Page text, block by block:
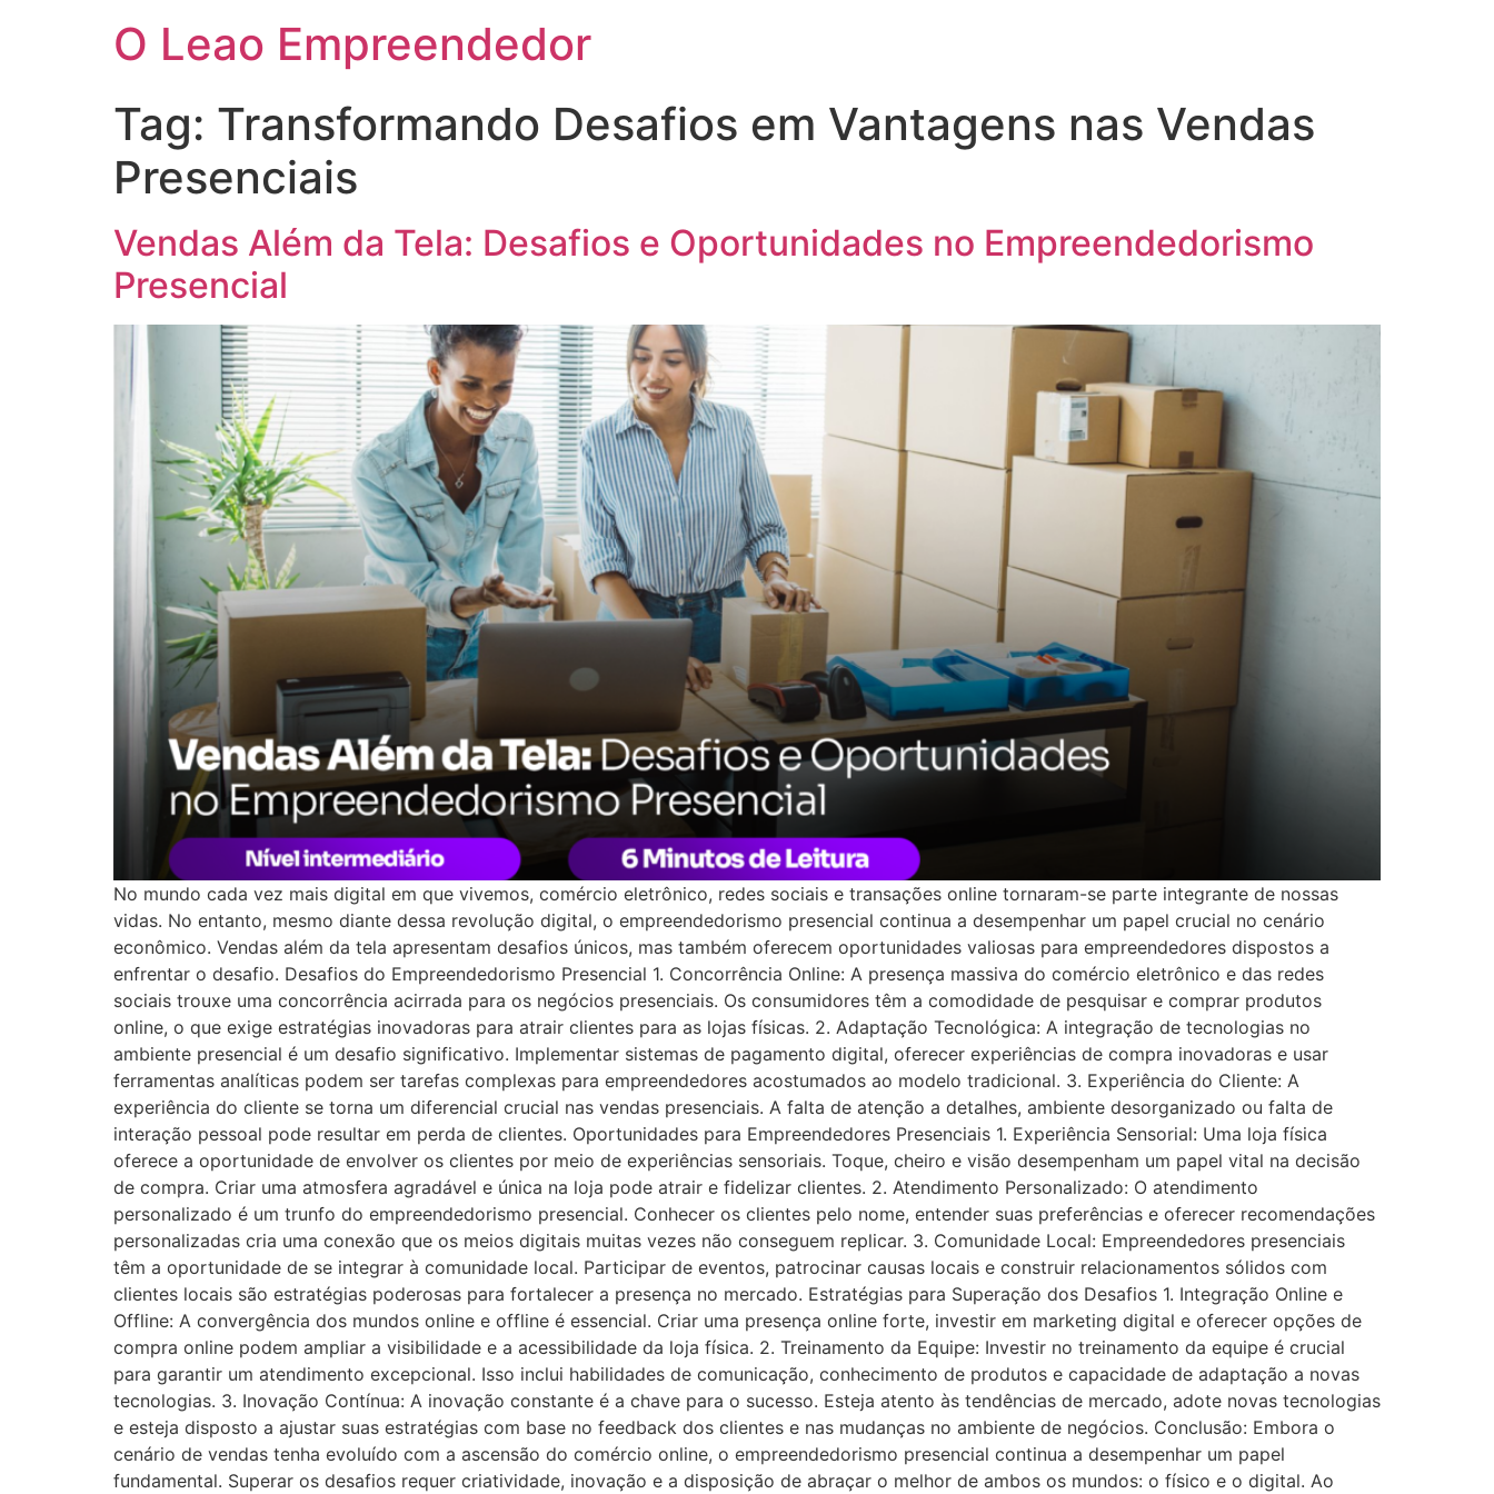
O Leao Empreendedor
Tag: Transformando Desafios em Vantagens nas Vendas
Presenciais
Vendas Além da Tela: Desafios e Oportunidades no Empreendedorismo
Presencial
No mundo cada vez mais digital em que vivemos, comércio eletrônico, redes sociais e transações online tornaram-se parte integrante de nossas
vidas. No entanto, mesmo diante dessa revolução digital, o empreendedorismo presencial continua a desempenhar um papel crucial no cenário
econômico. Vendas além da tela apresentam desafios únicos, mas também oferecem oportunidades valiosas para empreendedores dispostos a
enfrentar o desafio. Desafios do Empreendedorismo Presencial 1. Concorrência Online: A presença massiva do comércio eletrônico e das redes
sociais trouxe uma concorrência acirrada para os negócios presenciais. Os consumidores têm a comodidade de pesquisar e comprar produtos
online, o que exige estratégias inovadoras para atrair clientes para as lojas físicas. 2. Adaptação Tecnológica: A integração de tecnologias no
ambiente presencial é um desafio significativo. Implementar sistemas de pagamento digital, oferecer experiências de compra inovadoras e usar
ferramentas analíticas podem ser tarefas complexas para empreendedores acostumados ao modelo tradicional. 3. Experiência do Cliente: A
experiência do cliente se torna um diferencial crucial nas vendas presenciais. A falta de atenção a detalhes, ambiente desorganizado ou falta de
interação pessoal pode resultar em perda de clientes. Oportunidades para Empreendedores Presenciais 1. Experiência Sensorial: Uma loja física
oferece a oportunidade de envolver os clientes por meio de experiências sensoriais. Toque, cheiro e visão desempenham um papel vital na decisão
de compra. Criar uma atmosfera agradável e única na loja pode atrair e fidelizar clientes. 2. Atendimento Personalizado: O atendimento
personalizado é um trunfo do empreendedorismo presencial. Conhecer os clientes pelo nome, entender suas preferências e oferecer recomendações
personalizadas cria uma conexão que os meios digitais muitas vezes não conseguem replicar. 3. Comunidade Local: Empreendedores presenciais
têm a oportunidade de se integrar à comunidade local. Participar de eventos, patrocinar causas locais e construir relacionamentos sólidos com
clientes locais são estratégias poderosas para fortalecer a presença no mercado. Estratégias para Superação dos Desafios 1. Integração Online e
Offline: A convergência dos mundos online e offline é essencial. Criar uma presença online forte, investir em marketing digital e oferecer opções de
compra online podem ampliar a visibilidade e a acessibilidade da loja física. 2. Treinamento da Equipe: Investir no treinamento da equipe é crucial
para garantir um atendimento excepcional. Isso inclui habilidades de comunicação, conhecimento de produtos e capacidade de adaptação a novas
tecnologias. 3. Inovação Contínua: A inovação constante é a chave para o sucesso. Esteja atento às tendências de mercado, adote novas tecnologias
e esteja disposto a ajustar suas estratégias com base no feedback dos clientes e nas mudanças no ambiente de negócios. Conclusão: Embora o
cenário de vendas tenha evoluído com a ascensão do comércio online, o empreendedorismo presencial continua a desempenhar um papel
fundamental. Superar os desafios requer criatividade, inovação e a disposição de abraçar o melhor de ambos os mundos: o físico e o digital. Ao